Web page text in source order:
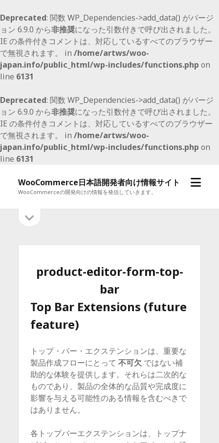
Deprecated: 関数 WP_Dependencies->add_data() がバージ
ョン 6.9.0 から非推奨になった引数付きで呼び出されました。
IE の条件付きコメントは、対応しているすべてのブラウザー
で無視されます。 in /home/artws/woo-
japan.info/public_html/wp-includes/functions.php on
line 6131
Deprecated: 関数 WP_Dependencies->add_data() がバージ
ョン 6.9.0 から非推奨になった引数付きで呼び出されました。
IE の条件付きコメントは、対応しているすべてのブラウザー
で無視されます。 in /home/artws/woo-
japan.info/public_html/wp-includes/functions.php on
line 6131
WooCommerce日本語開発者向け情報サイト
WooCommerceの開発向けの情報を発信していきます。
メ
イ
バ
product-editor-form-top-
bar
Top Bar Extensions (future
feature)
トップ・バー・エクステンションは、重要な
製品作成フローにとって不可欠 ではない補
助的な体験を提供します。それらは二次的な
ものであり、製品の全体的な品質や完成度に
影響を与える可能性のある情報を含むべきで
はありません。
各トップバーエクステンションは、トップナ